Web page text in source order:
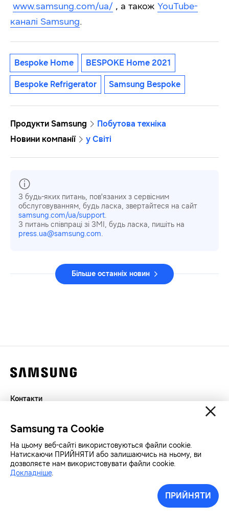
www.samsung.com/ua/ , а також YouTube-
каналі Samsung.
Bespoke Home BESPOKE Home 2021
Bespoke Refrigerator Samsung Bespoke
Продукти Samsung
Побутова техніка
Новини компанії
у Світі
З будь-яких питань, пов'язаних з сервісним
обслуговуванням, будь ласка, звертайтеся на сайт
samsung.com/ua/support.
З питань співпраці зі ЗМІ, будь ласка, пишіть на
press.ua@samsung.com.
Більше останніх новин
Контакти
Конфіденційність
SAMSUNG.COM
Авторські права© SAMSUNG Всі права захищенно.
Samsung та Cookie
На цьому веб-сайті використовуються файли cookie.
Натискаючи ПРИЙНЯТИ або залишаючись на ньому, ви
дозволяєте нам використовувати файли cookie.
Докладніше.
ПРИЙНЯТИ